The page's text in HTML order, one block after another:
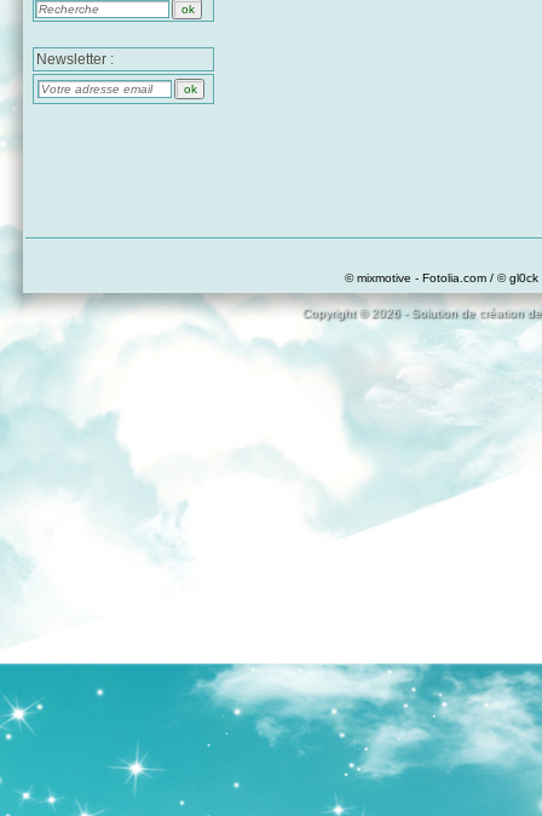
Newsletter :
© mixmotive - Fotolia.com / ©
Copyright © 2026 - Solution de création